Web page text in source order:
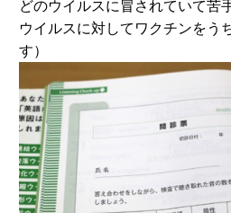
どのウイルスに冒されていて苦
ウイルスに対してワクチンをう
す）